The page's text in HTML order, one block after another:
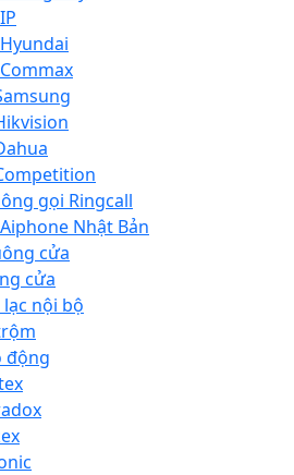
gọi Ringcall
Nhật Bản
cửa
cửa
nội bộ
động